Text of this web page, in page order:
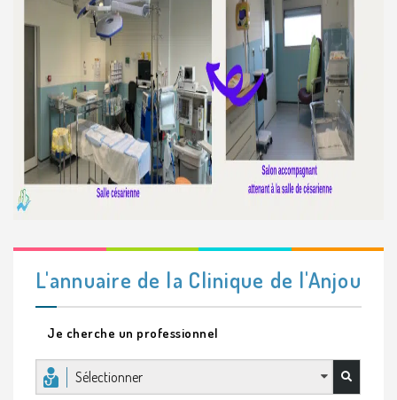
L'annuaire de la Clinique de l'Anjou
Je cherche un professionnel
Sélectionner